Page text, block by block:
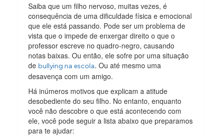
Saiba que um filho nervoso, muitas vezes, é
consequência de uma dificuldade física e emocional
que ele está passando. Pode ser um problema de
vista que o impede de enxergar direito o que o
professor escreve no quadro-negro, causando
notas baixas. Ou então, ele sofre por uma situação
debullying na escola. Ou até mesmo uma
desavença com um amigo.
Há inúmeros motivos que explicam a atitude
desobediente do seu filho. No entanto, enquanto
você não descobre o que está acontecendo com
ele, você pode seguir a lista abaixo que preparamos
para te ajudar: